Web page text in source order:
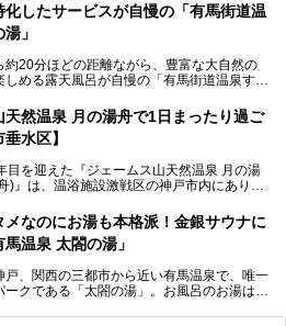
化したサービスが自慢の「有馬街道温
」
約20分ほどの距離ながら、豊富な大自然の
める露天風呂が自慢の「有馬街道温泉すず
天然温泉 月の湯舟で1日まったり過ご
水区】
目を迎えた『ジェームス山天然温泉 月の湯
)』は、温浴施設激戦区の神戸市内にありま
メなのにお湯も本格派！金銀サウナに
温泉 太閤の湯」
戸、関西の三都市から近い有馬温泉で、唯一
クである「太閤の湯」。お風呂のお湯は金